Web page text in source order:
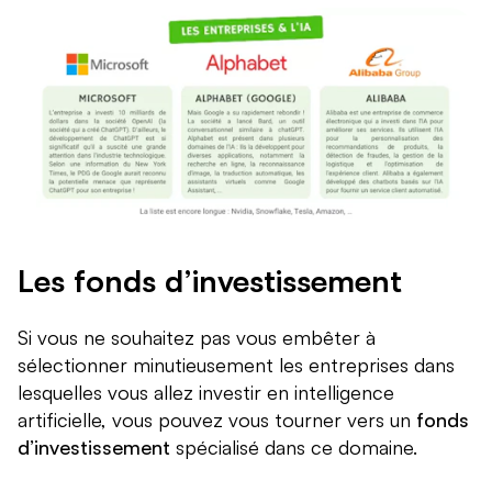
Les fonds d’investissement
Si vous ne souhaitez pas vous embêter à
sélectionner minutieusement les entreprises dans
lesquelles vous allez investir en intelligence
artificielle, vous pouvez vous tourner vers un fonds
d’investissement spécialisé dans ce domaine.